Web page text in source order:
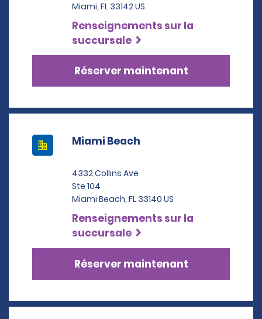
Miami, FL 33142 US
Renseignements sur la
succursale
Réserver maintenant
Miami Beach
4332 Collins Ave
Ste 104
Miami Beach, FL 33140 US
Renseignements sur la
succursale
Réserver maintenant